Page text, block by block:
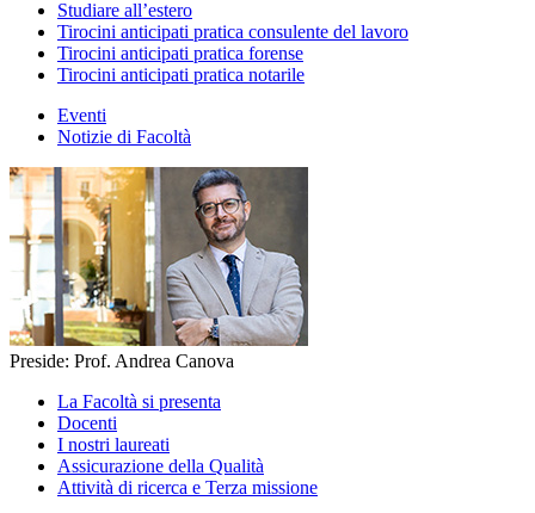
Studiare all’estero
Tirocini anticipati pratica consulente del lavoro
Tirocini anticipati pratica forense
Tirocini anticipati pratica notarile
Eventi
Notizie di Facoltà
Preside: Prof. Andrea Canova
La Facoltà si presenta
Docenti
I nostri laureati
Assicurazione della Qualità
Attività di ricerca e Terza missione